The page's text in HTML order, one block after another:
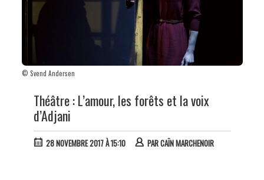
© Svend Andersen
Théâtre : L’amour, les forêts et la voix
d’Adjani
28 NOVEMBRE 2017 À 15:10 PARCAÏN MARCHENOIR